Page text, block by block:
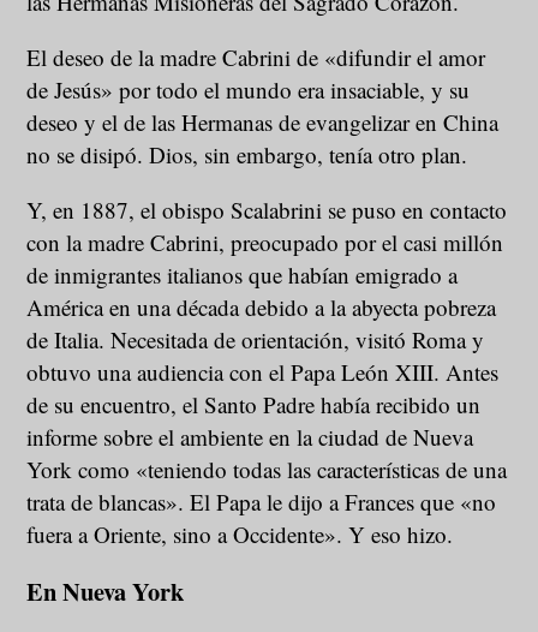
El deseo de la madre Cabrini de «difundir el amor
de Jesús» por todo el mundo era insaciable, y su
deseo y el de las Hermanas de evangelizar en China
no se disipó. Dios, sin embargo, tenía otro plan.
Y, en 1887, el obispo Scalabrini se puso en contacto
con la madre Cabrini, preocupado por el casi millón
de inmigrantes italianos que habían emigrado a
América en una década debido a la abyecta pobreza
de Italia. Necesitada de orientación, visitó Roma y
obtuvo una audiencia con el Papa León XIII. Antes
de su encuentro, el Santo Padre había recibido un
informe sobre el ambiente en la ciudad de Nueva
York como «teniendo todas las características de una
trata de blancas». El Papa le dijo a Frances que «no
fuera a Oriente, sino a Occidente». Y eso hizo.
En Nueva York